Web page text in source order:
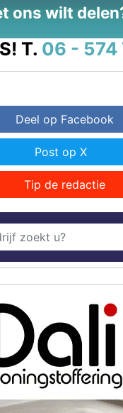
ons wilt
T. 06 - 574
Deel op Facebook
Post op X
Tip de redactie